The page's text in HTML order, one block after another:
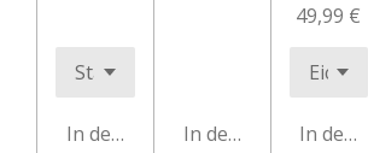
In den WarenkorbIn den Warenkorb
49,99 €
In den